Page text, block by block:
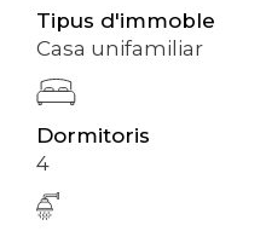
Tipus d'immoble
Casa unifamiliar
Dormitoris
4